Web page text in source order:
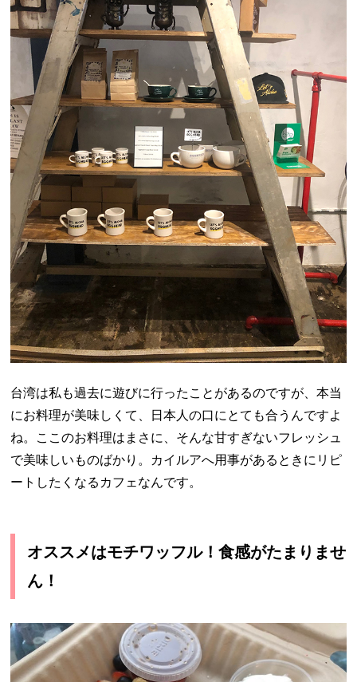
台湾は私も過去に遊びに行ったことがあるのですが、本当
にお料理が美味しくて、日本人の口にとても合うんですよ
ね。ここのお料理はまさに、そんな甘すぎないフレッシュ
で美味しいものばかり。カイルアへ用事があるときにリピ
ートしたくなるカフェなんです。
オススメはモチワッフル！食感がたまりませ
ん！